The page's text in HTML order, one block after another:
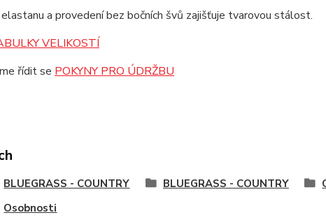
a provedení bez bočních švů zajišťuje tvarovou stálost.
VELIKOSTÍ
řídit se POKYNY PRO ÚDRŽBU
BLUEGRASS - COUNTRY BLUEGRASS - COUNTRY
Osobnosti